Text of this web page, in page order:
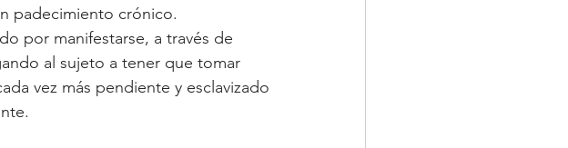
padecimiento crónico.
por manifestarse, a través de
al sujeto a tener que tomar
vez más pendiente y esclavizado